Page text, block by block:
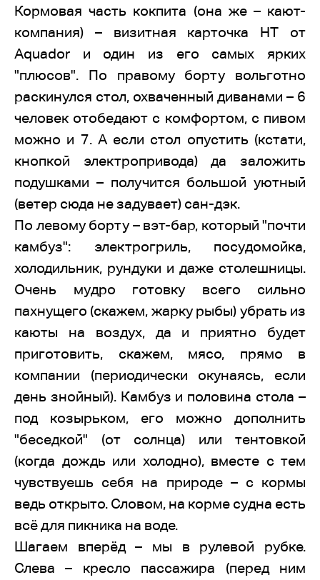
Кормовая часть кокпита (она же – кают-
компания) – визитная карточка HT от
Aquador и один из его самых ярких
"плюсов". По правому борту вольготно
раскинулся стол, охваченный диванами – 6
человек отобедают с комфортом, с пивом
можно и 7. А если стол опустить (кстати,
кнопкой электропривода) да заложить
подушками – получится большой уютный
(ветер сюда не задувает) сан-дэк.
По левому борту – вэт-бар, который "почти
камбуз": электрогриль, посудомойка,
холодильник, рундуки и даже столешницы.
Очень мудро готовку всего сильно
пахнущего (скажем, жарку рыбы) убрать из
каюты на воздух, да и приятно будет
приготовить, скажем, мясо, прямо в
компании (периодически окунаясь, если
день знойный). Камбуз и половина стола –
под козырьком, его можно дополнить
"беседкой" (от солнца) или тентовкой
(когда дождь или холодно), вместе с тем
чувствуешь себя на природе – с кормы
ведь открыто. Словом, на корме судна есть
всё для пикника на воде.
Шагаем вперёд – мы в рулевой рубке.
Слева – кресло пассажира (перед ним